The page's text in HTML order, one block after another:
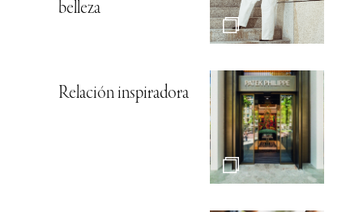
belleza
Relación inspiradora